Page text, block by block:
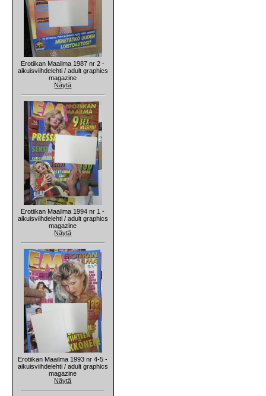
Erotiikan Maailma 1987 nr 2 -
aikuisviihdelehti / adult graphics
magazine
Näytä
Erotiikan Maailma 1994 nr 1 -
aikuisviihdelehti / adult graphics
magazine
Näytä
Erotiikan Maailma 1993 nr 4-5 -
aikuisviihdelehti / adult graphics
magazine
Näytä